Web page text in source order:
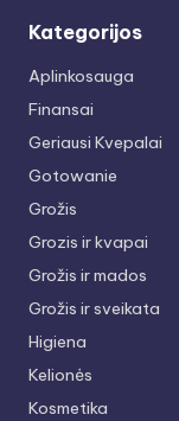
Kategorijos
Aplinkosauga
Finansai
Geriausi Kvepalai
Gotowanie
Grožis
Grozis ir kvapai
Grožis ir mados
Grožis ir sveikata
Higiena
Kelionės
Kosmetika